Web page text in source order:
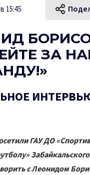
15:45
ЗА
ГАУ ДО
с Леонидом